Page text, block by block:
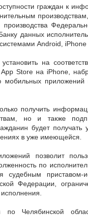
граждан к
производства
данных
Android,
на
Store на iPhone,
мобильных
получить
но и также
будет
в уже имеющейся.
позволит
по
судебным приставом-
Федерации,
Челябинской